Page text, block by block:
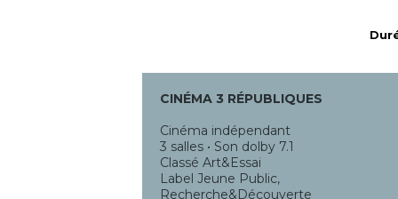
CINÉMA 3 RÉPUBLIQUES
Cinéma indépendant
3 salles • Son dolby 7.1
Classé Art&Essai
Label Jeune Public,
Recherche&Découverte